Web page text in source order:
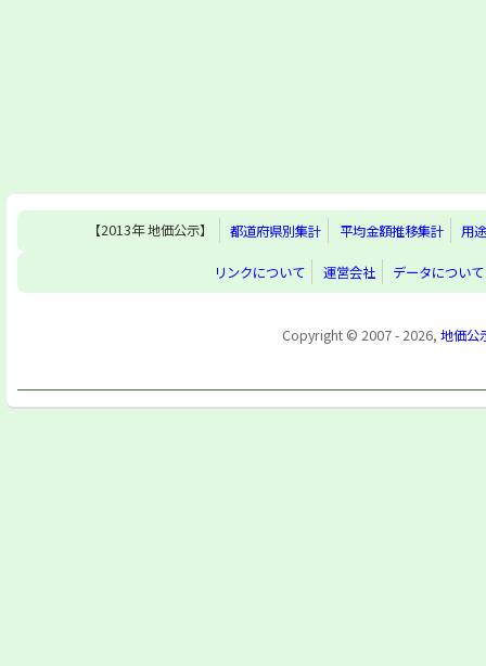
【2013年 地価公示】 都道府県別集計 平均金額推移集計 用
リンクについて 運営会社 データについて
Copyright © 2007 - 2026,地価公